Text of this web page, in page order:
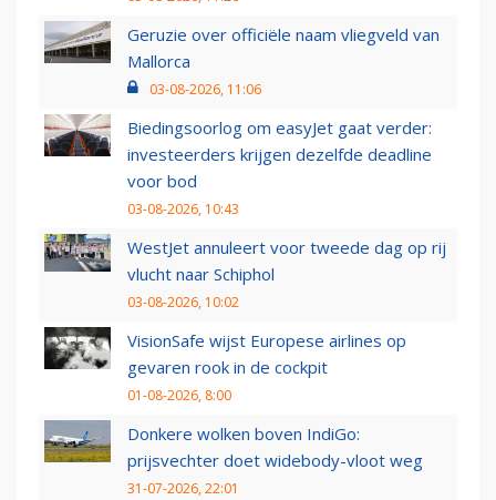
Geruzie over officiële naam vliegveld van
Mallorca
03-08-2026, 11:06
Biedingsoorlog om easyJet gaat verder:
investeerders krijgen dezelfde deadline
voor bod
03-08-2026, 10:43
WestJet annuleert voor tweede dag op rij
vlucht naar Schiphol
03-08-2026, 10:02
VisionSafe wijst Europese airlines op
gevaren rook in de cockpit
01-08-2026, 8:00
Donkere wolken boven IndiGo:
prijsvechter doet widebody-vloot weg
31-07-2026, 22:01